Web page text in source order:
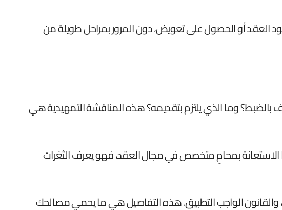
العقد أو الحصول على تعويض، دون المرور بمراحل طويلة من
وما الذي يلتزم بتقديمه؟ هذه المناقشة التمهيدية هي
الاستعانة بمحامٍ متخصص في مجال العقد، فهو يعرف الثغرات
والقانون الواجب التطبيق. هذه التفاصيل هي ما يحمي مصالحك